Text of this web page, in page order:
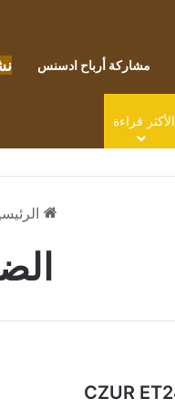
مشاركة أرباح ادسنس
الأكثر قراءة